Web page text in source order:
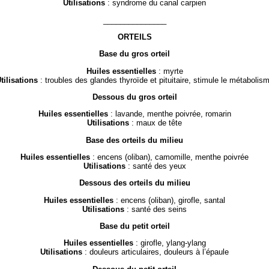
Utilisations : syndrome du canal carpien
ORTEILS
Base du gros orteil
Huiles essentielles: myrte
: troubles des glandes thyroïde et pituitaire, stimule le
Dessous du gros orteil
Huiles essentielles: lavande, menthe poivrée, romarin
Utilisations : maux de tête
Base des orteils du milieu
Huiles essentielles : encens (oliban), camomille, menthe poivrée
Utilisations: santé des yeux
Dessous des orteils du milieu
Huiles essentielles : encens (oliban), girofle, santal
Utilisations : santé des seins
Base du petit orteil
Huiles essentielles : girofle, ylang-ylang
Utilisations : douleurs articulaires, douleurs à l’épaule